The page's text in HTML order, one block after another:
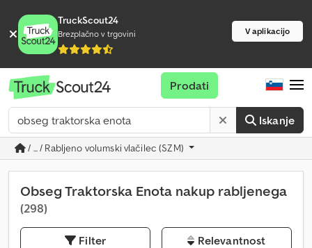
TruckScout24
Brezplačno v trgovini V aplikacijo
Iskanje
Prodati
/ ... / Rabljeno volumski vlačilec (SZM)
Obseg Traktorska Enota nakup rabljenega
(298)
Filter Relevantnost